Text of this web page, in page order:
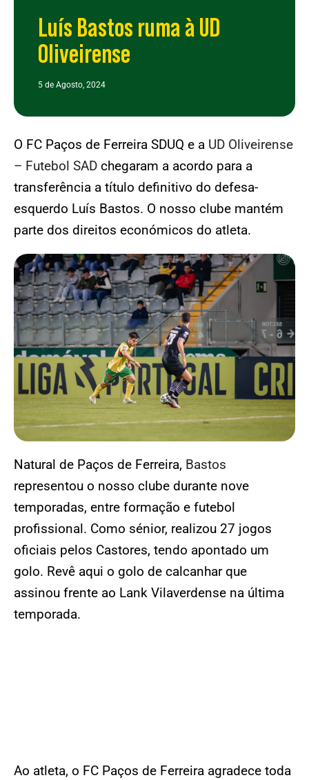
Luís Bastos ruma à UD
Oliveirense
5 de Agosto, 2024
O FC Paços de Ferreira SDUQ e a UD Oliveirense
– Futebol SAD chegaram a acordo para a
transferência a título definitivo do defesa-
esquerdo Luís Bastos. O nosso clube mantém
parte dos direitos económicos do atleta.
Natural de Paços de Ferreira, Bastos
representou o nosso clube durante nove
temporadas, entre formação e futebol
profissional. Como sénior, realizou 27 jogos
oficiais pelos Castores, tendo apontado um
golo. Revê aqui o golo de calcanhar que
assinou frente ao Lank Vilaverdense na última
temporada.
Ao atleta, o FC Paços de Ferreira agradece toda